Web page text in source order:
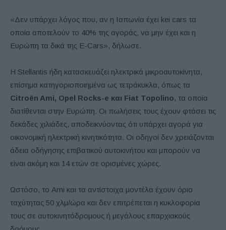
«Δεν υπάρχει λόγος που, αν η Ιαπωνία έχει kei cars τα
οποία αποτελούν το 40% της αγοράς, να μην έχει και η
Ευρώπη τα δικά της E-Cars», δήλωσε.
Η Stellantis ήδη κατασκευάζει ηλεκτρικά μικροαυτοκίνητα,
επίσημα κατηγοριοποιημένα ως τετράκυκλα, όπως τα
Citroën Ami, Opel Rocks-e και Fiat Topolino, τα οποία
διατίθενται στην Ευρώπη. Οι πωλήσεις τους έχουν φτάσει τις
δεκάδες χιλιάδες, αποδεικνύοντας ότι υπάρχει αγορά για
οικονομική ηλεκτρική κινητικότητα. Οι οδηγοί δεν χρειάζονται
άδεια οδήγησης επιβατικού αυτοκινήτου και μπορούν να
είναι ακόμη και 14 ετών σε ορισμένες χώρες.
Ωστόσο, το Ami και τα αντίστοιχα μοντέλα έχουν όριο
ταχύτητας 50 χλμ/ώρα και δεν επιτρέπεται η κυκλοφορία
τους σε αυτοκινητόδρομους ή μεγάλους επαρχιακούς